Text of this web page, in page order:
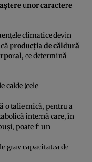
unor caractere
climatice devin
producţia de căldură
, ce determină
calde (cele
o talie mică, pentru a
internă care, în
poate fi un
grav capacitatea de